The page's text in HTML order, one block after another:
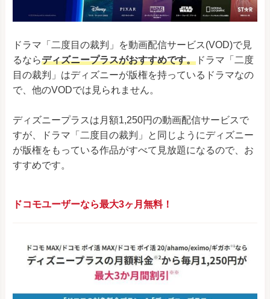
ドラマ「二度目の裁判」を動画配信サービス(VOD)で見
るならディズニープラスがおすすめです。 ドラマ「二度
目の裁判」はディズニーが版権を持っているドラマなの
で、他のVODでは見られません。
ディズニープラスは月額1,250円の動画配信サービスで
すが、ドラマ「二度目の裁判」と同じようにディズニー
が版権をもっている作品がすべて見放題になるので、お
すすめです。
ドコモユーザーなら最大3ヶ月無料！